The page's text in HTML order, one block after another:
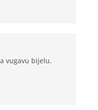
vugavu bijelu.